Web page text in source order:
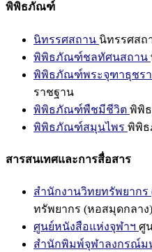
พิพิธภัณฑ์
นิทรรศสถาน นิทรรศสถ
พิพิธภัณฑ์ชลทัศนสถาน
พิพิธภัณฑ์พระจุฑาธุชร
ราชฐาน
พิพิธภัณฑ์พืชมีชีวิต พิพิ
พิพิธภัณฑ์สมุนไพร พิพิ
สารสนเทศและการสื่อสาร
สำนักงานวิทยทรัพยากร
ทรัพยากร (หอสมุดกลาง)
ศูนย์หนังสือแห่งจุฬาฯ ศู
สำนักพิมพ์จุฬาลงกรณ์ม